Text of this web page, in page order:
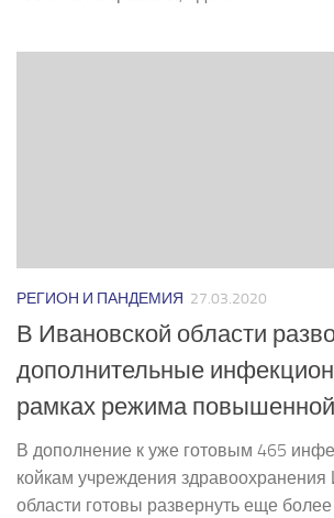
РЕГИОН И ПАНДЕМИЯ 27.03.2020
В Ивановской области
дополнительные
рамках режима повышенной
В дополнение к уже готовым 465
койкам учреждения здравоохранения
области готовы развернуть еще